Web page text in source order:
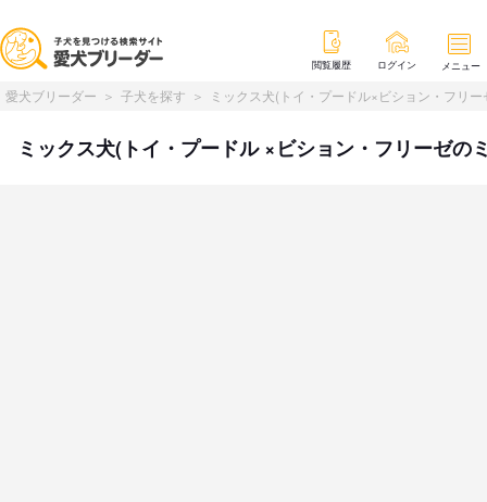
閲覧履歴 ログイン メニュー
愛犬ブリーダー 子犬を探す ミックス犬(トイ・プードル×ビション・フリ
ミックス犬(トイ・プードル ×ビション・フリーゼの